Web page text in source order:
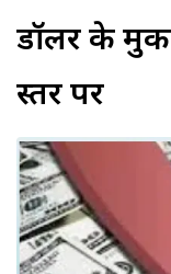
डॉलर के
स्तर पर